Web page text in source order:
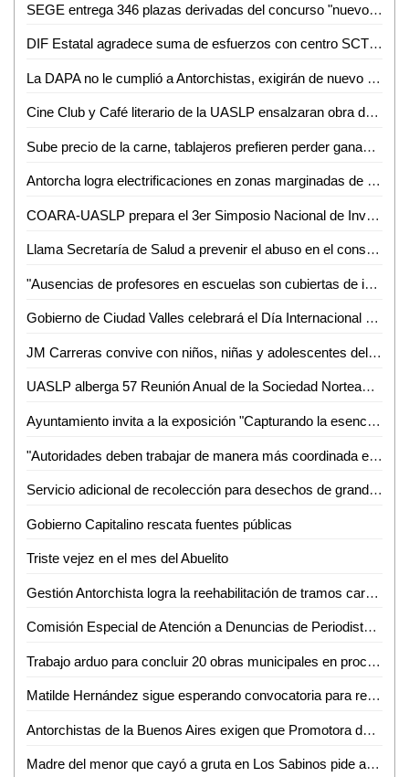
SEGE entrega 346 plazas derivadas del concurso "nuevo ingreso"
DIF Estatal agradece suma de esfuerzos con centro SCT y empresas
La DAPA no le cumplió a Antorchistas, exigirán de nuevo agua para la Buenos Aires
Cine Club y Café literario de la UASLP ensalzaran obra de Jaime Sabines
Sube precio de la carne, tablajeros prefieren perder ganancias que clientes
Antorcha logra electrificaciones en zonas marginadas de Valles
COARA-UASLP prepara el 3er Simposio Nacional de Investigación e Innovación en Ingeniería Química
Llama Secretaría de Salud a prevenir el abuso en el consumo de alcohol
"Ausencias de profesores en escuelas son cubiertas de inmediato", JRD
Gobierno de Ciudad Valles celebrará el Día Internacional de los Pueblos Indígenas
JM Carreras convive con niños, niñas y adolescentes del Camping Tangamanga 2018
UASLP alberga 57 Reunión Anual de la Sociedad Norteamericana de Fitoquímica
Ayuntamiento invita a la exposición "Capturando la esencia" de la Fundación Nutriendo
"Autoridades deben trabajar de manera más coordinada en materia de prevención y combate a la delincuencia ", Eduardo Guillen
Servicio adicional de recolección para desechos de grandes dimensiones
Gobierno Capitalino rescata fuentes públicas
Triste vejez en el mes del Abuelito
Gestión Antorchista logra la reehabilitación de tramos carreteros en Villa de Arriaga
Comisión Especial de Atención a Denuncias de Periodistas insiste a periodistas afectados acudir a las reuniones que se les ha convocado
Trabajo arduo para concluir 20 obras municipales en proceso
Matilde Hernández sigue esperando convocatoria para reorganización del PRI
Antorchistas de la Buenos Aires exigen que Promotora deje de dar escrituras
Madre del menor que cayó a gruta en Los Sabinos pide apoyo para solventar gastos